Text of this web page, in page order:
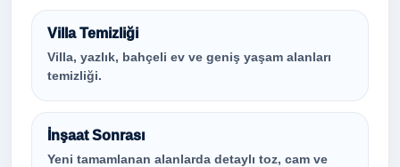
Villa Temizliği
Villa, yazlık, bahçeli ev ve geniş yaşam alanları
temizliği.
İnşaat Sonrası
Yeni tamamlanan alanlarda detaylı toz, cam ve